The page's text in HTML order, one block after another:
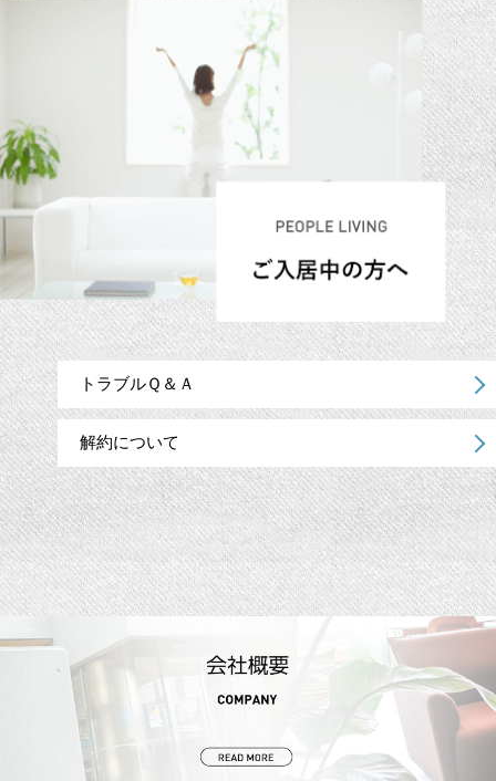
トラブルＱ＆Ａ
解約について